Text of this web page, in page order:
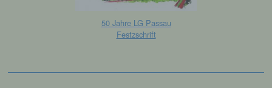
50 Jahre LG Passau
Festzschrift
einer identifizierten oder identifizierbaren